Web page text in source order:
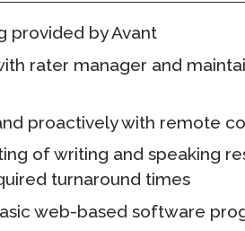
provided by Avant
rater manager and
proactively with remote
of writing and speaking
turnaround times
web-based software